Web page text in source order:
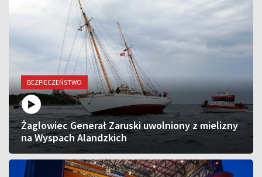
BEZPIECZEŃSTWO
Żaglowiec Generał Zaruski uwolniony z mielizny
na Wyspach Alandzkich